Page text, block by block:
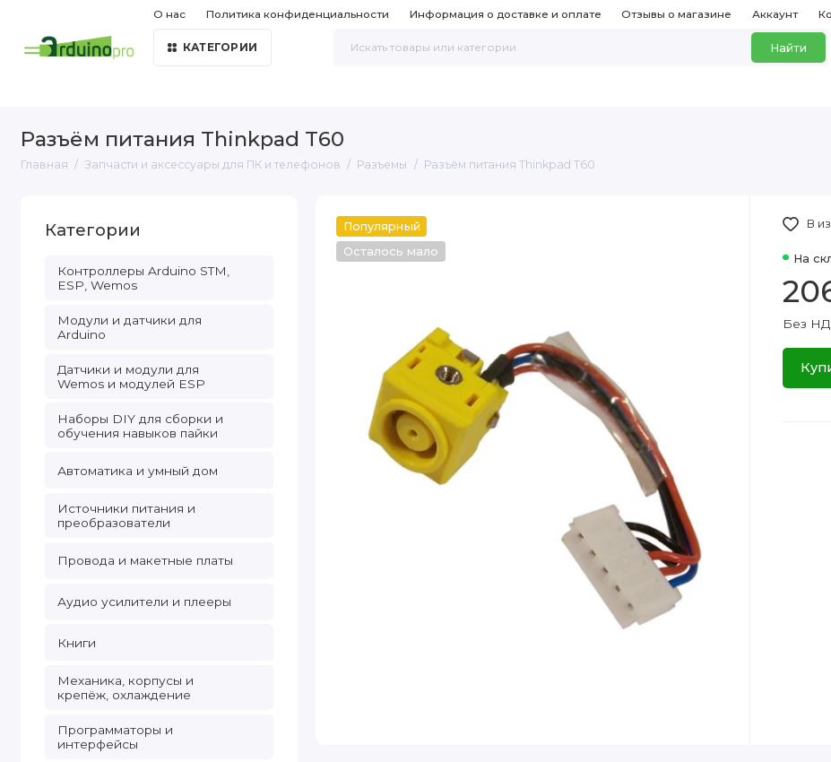
О нас Политика конфиденциальности Информация о доставке и оплате Отзывы о магазине Аккаунт
КАТЕГОРИИ Найти
Разъём питания Thinkpad T60
Главная Запчасти и аксессуары для ПК и телефонов Разъемы Разъём питания Thinkpad T60
Категории
Контроллеры Arduino STM,
ESP, Wemos
Модули и датчики для
Arduino
Датчики и модули для
Wemos и модулей ESP
Наборы DIY для сборки и
обучения навыков пайки
Автоматика и умный дом
Источники питания и
преобразователи
Провода и макетные платы
Аудио усилители и плееры
Книги
Механика, корпусы и
крепёж, охлаждение
Программаторы и
интерфейсы
Популярный
Осталось мало
На
Без
В